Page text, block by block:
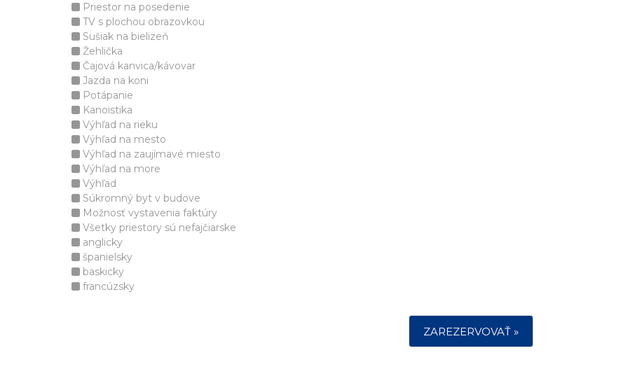
Priestor na posedenie
TV s plochou obrazovkou
Sušiak na bielizeň
Žehlička
Čajová kanvica/kávovar
Jazda na koni
Potápanie
Kanoistika
Výhľad na rieku
Výhľad na mesto
Výhľad na zaujímavé miesto
Výhľad na more
Výhľad
Súkromný byt v budove
Možnosť vystavenia faktúry
Všetky priestory sú nefajčiarske
anglicky
španielsky
baskicky
francúzsky
ZAREZERVOVAŤ »